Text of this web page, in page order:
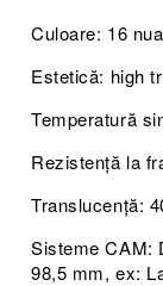
Culoare: 16
Estetică: high
Temperatură
Rezistență la
Translucență:
Sisteme CAM:
98,5 mm, ex: